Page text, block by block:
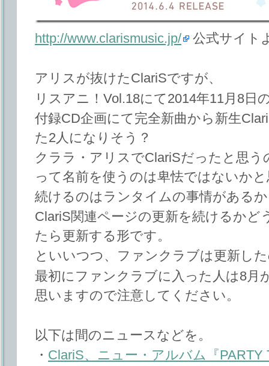
http://www.clarismusic.jp/ 公式サイト
アリスが抜けたClariSですが、
リスアニ！Vol.18にて2014年11月8日
付録CD企画にて完全新曲から新生
た2人になりそう？
クララ・アリスでClariSだったと思
って名前を使うのは卑怯ではないか
続けるのはランタイムの事情がある
ClariS関連ページの更新を続けるかど
たら更新する形です。
といいつつ、ファンクラブは更新し
最初にファンクラブに入った人は8月
思いますので注意してください。
以下は間のニュースなどを。
・ ClariS、ニュー・アルバム『